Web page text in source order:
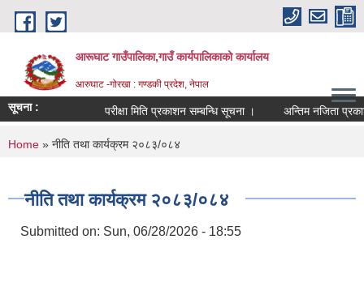
Skip to main content
आरूघाट गाउँपालिका,गाउँ कार्यपालिकाको कार्यालय
आरुघाट -गोरखा : गण्डकी प्रदेश, नेपाल
सूचना : परीक्षा मिति प्रकाशन सम्बन्धि सूचना । अन्तिम नजिता प्रकाशन
You are here
Home » नीति तथा कार्यक्रम २०८३/०८४
नीति तथा कार्यक्रम २०८३/०८४
Submitted on: Sun, 06/28/2026 - 18:55